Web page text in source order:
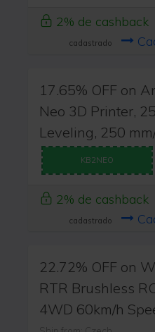
2% de cashback
cadastrado
17.65% OFF on
Neo 3D Printer,
Leveling, 250
KB2NEO
2% de cashback
cadastrado
22.72% OFF on
RTR Brushless
4WD 60km/h